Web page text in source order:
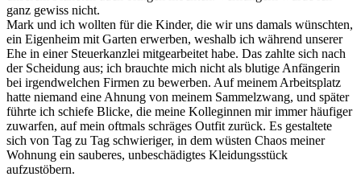
ganz gewiss nicht.
Mark und ich wollten für die Kinder, die wir uns damals wünschten,
ein Eigenheim mit Garten erwerben, weshalb ich während unserer
Ehe in einer Steuerkanzlei mitgearbeitet habe. Das zahlte sich nach
der Scheidung aus; ich brauchte mich nicht als blutige Anfängerin
bei irgendwelchen Firmen zu bewerben. Auf meinem Arbeitsplatz
hatte niemand eine Ahnung von meinem Sammelzwang, und später
führte ich schiefe Blicke, die meine Kolleginnen mir immer häufiger
zuwarfen, auf mein oftmals schräges Outfit zurück. Es gestaltete
sich von Tag zu Tag schwieriger, in dem wüsten Chaos meiner
Wohnung ein sauberes, unbeschädigtes Kleidungsstück
aufzustöbern.